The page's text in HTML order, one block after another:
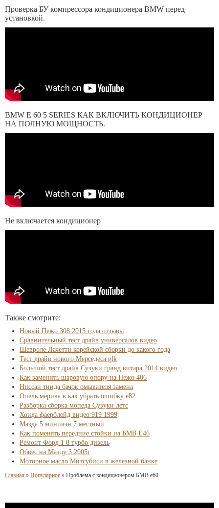
Проверка БУ компрессора кондиционера BMW перед
установкой.
BMW E 60 5 SERIES КАК ВКЛЮЧИТЬ КОНДИЦИОНЕР
НА ПОЛНУЮ МОЩНОСТЬ.
Не включается кондиционер
Также смотрите:
Новый Пежо 308 2015 года отзывы
Сравнительный тест драйв универсалов видео
Шевроле Лачетти корейской сборки до какого года
Тест драйв нового Мерседеса glk
Большой тест драйв Сузуки гранд витара 2014 видео
Как заменить шаровую опору на Пежо 406
Ниссан тиида бачок омывателя замена
Опель мерива в как убрать ошибку e82
Разборка сборка мопеда Сузуки летс
Хонда фаерблейд видео 919 1999
Мазда 5 минивэн 7 местный
Как поменять передние стойки на БМВ Е46
Ремонт Форд 1 8 турбо дизель
Обвес на Мазду 3 2005г
Моторное масло Митсубиси в железной банке
Главная » Популярное » Проблема с кондиционером БМВ е60